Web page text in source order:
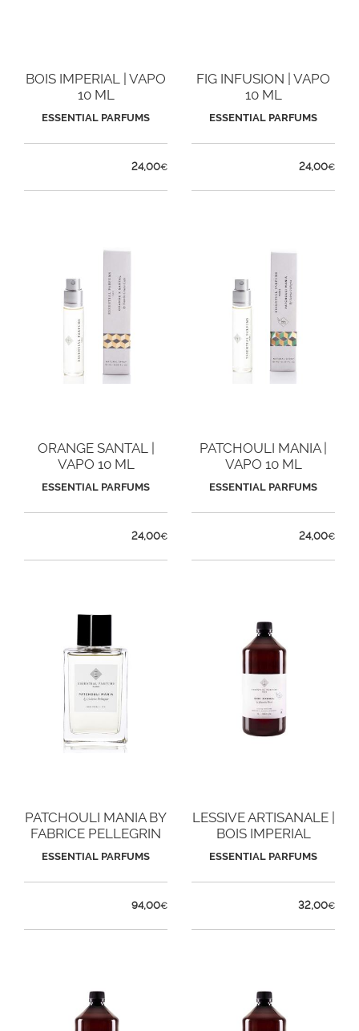
BOIS IMPERIAL | VAPO
10 ML
ESSENTIAL PARFUMS
24,00€
FIG INFUSION | VAPO
10 ML
ESSENTIAL PARFUMS
24,00€
ORANGE SANTAL |
VAPO 10 ML
ESSENTIAL PARFUMS
24,00€
PATCHOULI MANIA |
VAPO 10 ML
ESSENTIAL PARFUMS
24,00€
PATCHOULI MANIA BY
FABRICE PELLEGRIN
ESSENTIAL PARFUMS
94,00€
LESSIVE ARTISANALE |
BOIS IMPERIAL
ESSENTIAL PARFUMS
32,00€